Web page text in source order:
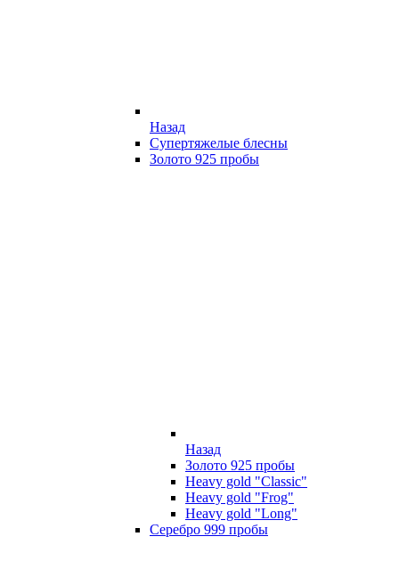
Назад
Супертяжелые блесны
Золото 925 пробы
Назад
Золото 925 пробы
Heavy gold "Classic"
Heavy gold "Frog"
Heavy gold "Long"
Серебро 999 пробы